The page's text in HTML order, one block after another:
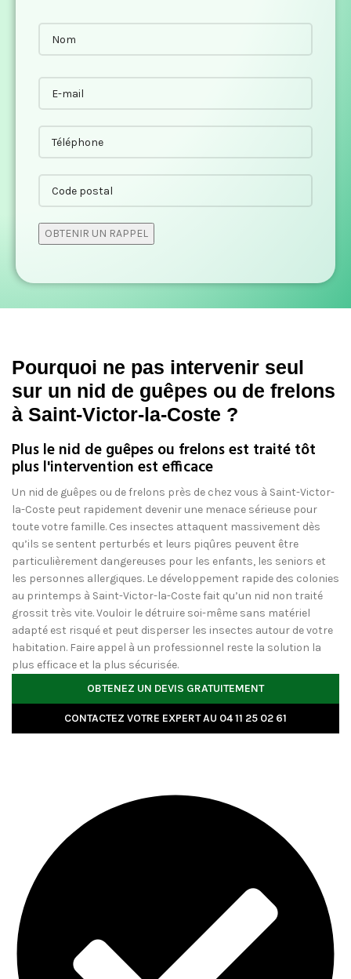
Pourquoi ne pas intervenir seul
sur un nid de guêpes ou de frelons
à Saint-Victor-la-Coste ?
Plus le nid de guêpes ou frelons est traité tôt
plus l'intervention est efficace
Un nid de guêpes ou de frelons près de chez vous à Saint-Victor-
la-Coste peut rapidement devenir une menace sérieuse pour
toute votre famille. Ces insectes attaquent massivement dès
qu’ils se sentent perturbés et leurs piqûres peuvent être
particulièrement dangereuses pour les enfants, les seniors et
les personnes allergiques. Le développement rapide des colonies
au printemps à Saint-Victor-la-Coste fait qu’un nid non traité
grossit très vite. Vouloir le détruire soi-même sans matériel
adapté est risqué et peut disperser les insectes autour de votre
habitation. Faire appel à un professionnel reste la solution la
plus efficace et la plus sécurisée.
OBTENEZ UN DEVIS GRATUITEMENT
CONTACTEZ VOTRE EXPERT AU 04 11 25 02 61